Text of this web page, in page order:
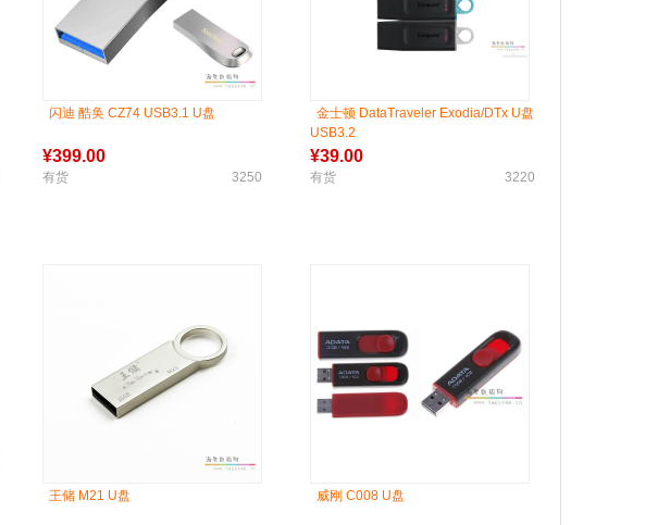
闪迪 酷奂 CZ74 USB3.1 U盘
¥399.00
有货 3250
金士顿 DataTraveler Exodia/DTx U盘
USB3.2
¥39.00
有货 3220
王储 M21 U盘 威刚 C008 U盘